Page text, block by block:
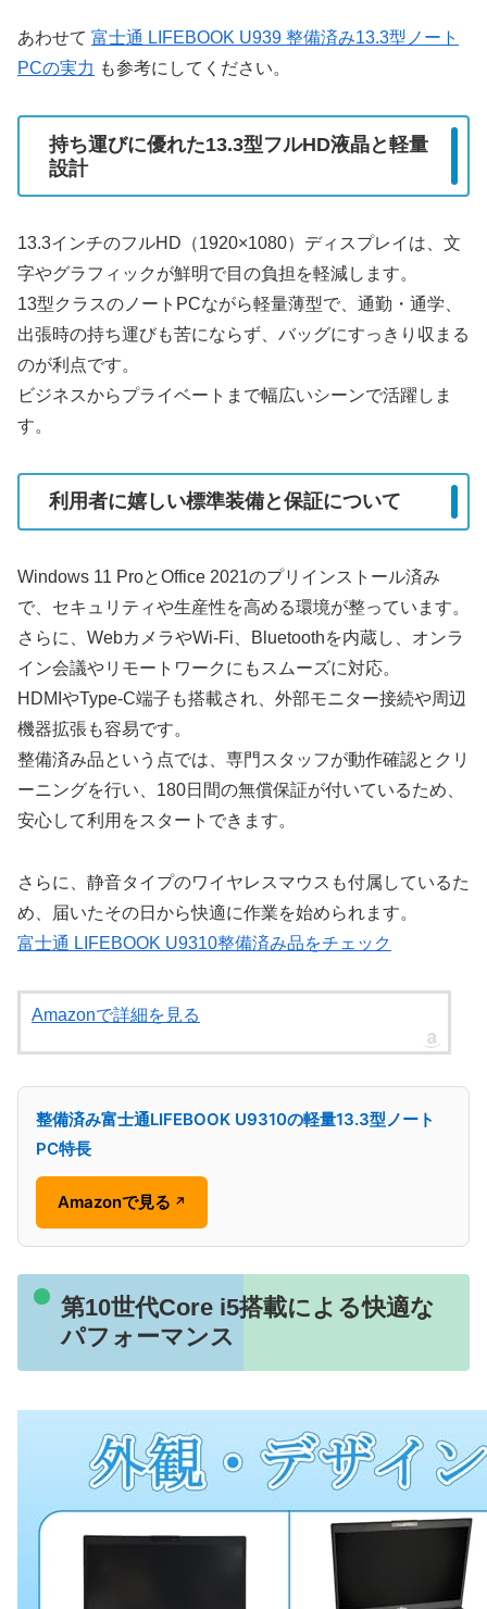
あわせて 富士通 LIFEBOOK U939 整備済み13.3型ノート
PCの実力 も参考にしてください。
持ち運びに優れた13.3型フルHD液晶と軽量
設計
13.3インチのフルHD（1920×1080）ディスプレイは、文
字やグラフィックが鮮明で目の負担を軽減します。
13型クラスのノートPCながら軽量薄型で、通勤・通学、
出張時の持ち運びも苦にならず、バッグにすっきり収まる
のが利点です。
ビジネスからプライベートまで幅広いシーンで活躍しま
す。
利用者に嬉しい標準装備と保証について
Windows 11 ProとOffice 2021のプリインストール済み
で、セキュリティや生産性を高める環境が整っています。
さらに、WebカメラやWi-Fi、Bluetoothを内蔵し、オンラ
イン会議やリモートワークにもスムーズに対応。
HDMIやType-C端子も搭載され、外部モニター接続や周辺
機器拡張も容易です。
整備済み品という点では、専門スタッフが動作確認とクリ
ーニングを行い、180日間の無償保証が付いているため、
安心して利用をスタートできます。
さらに、静音タイプのワイヤレスマウスも付属しているた
め、届いたその日から快適に作業を始められます。
富士通 LIFEBOOK U9310整備済み品をチェック
Amazonで詳細を見る
整備済み富士通LIFEBOOK U9310の軽量13.3型ノート
PC特長
Amazonで見る ↗
第10世代Core i5搭載による快適な
パフォーマンス